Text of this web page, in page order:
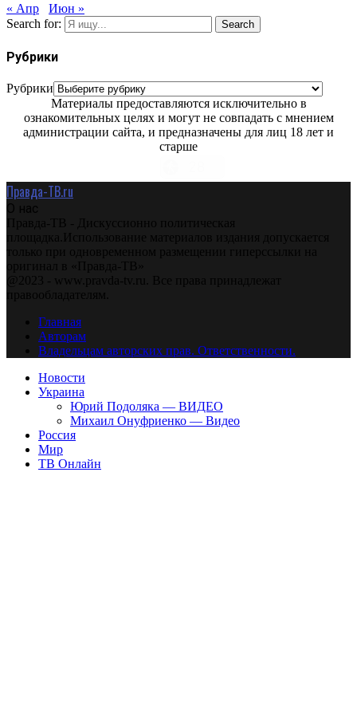
« Апр
Июн »
Search for:
Search
Рубрики
Рубрики
Материалы предоставляются исключительно в
ознакомительных целях и могут не совпадать с мнением
администрации сайта, и предназначены для лиц 18 лет и
старше
Правда-ТВ.ru
О нас
Правда-ТВ - Дискуссионно политическая
площадка.Использование материалов издания допускается
только при одновременном размещении гиперссылки на
оригинал в «Правда-ТВ»
@2023 - www.pravda-tv.ru. Все права принадлежат
правообладателям.
Главная
Авторам
Владельцам авторских прав. Ответственности.
Новости
Украина
Юрий Подоляка — ВИДЕО
Михаил Онуфриенко — Видео
Россия
Мир
ТВ Онлайн